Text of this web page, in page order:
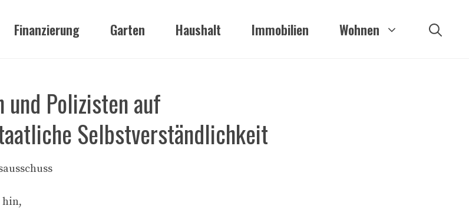
Finanzierung Garten Haushalt Immobilien Wohnen
und Polizisten auf
Selbstverständlichkeit
hin,